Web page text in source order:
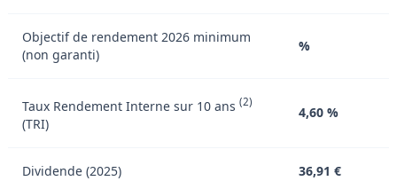
Objectif de rendement 2026 minimum
(non garanti)
%
Taux Rendement Interne sur 10 ans (2)
(TRI)
4,60 %
Dividende (2025) 36,91 €